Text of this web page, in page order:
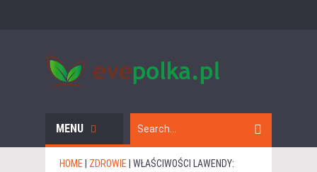
MENU
HOME | ZDROWIE | WŁAŚCIWOŚCI LAWENDY: